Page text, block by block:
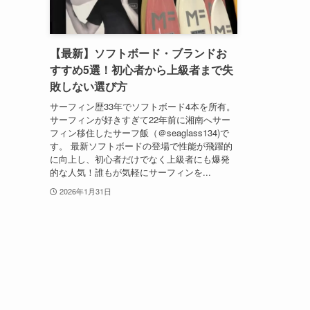
【最新】ソフトボード・ブランドお
すすめ5選！初心者から上級者まで失
敗しない選び方
サーフィン歴33年でソフトボード4本を所有。
サーフィンが好きすぎて22年前に湘南へサー
フィン移住したサーフ飯（＠seaglass134)で
す。 最新ソフトボードの登場で性能が飛躍的
に向上し、初心者だけでなく上級者にも爆発
的な人気！誰もが気軽にサーフィンを...
2026年1月31日